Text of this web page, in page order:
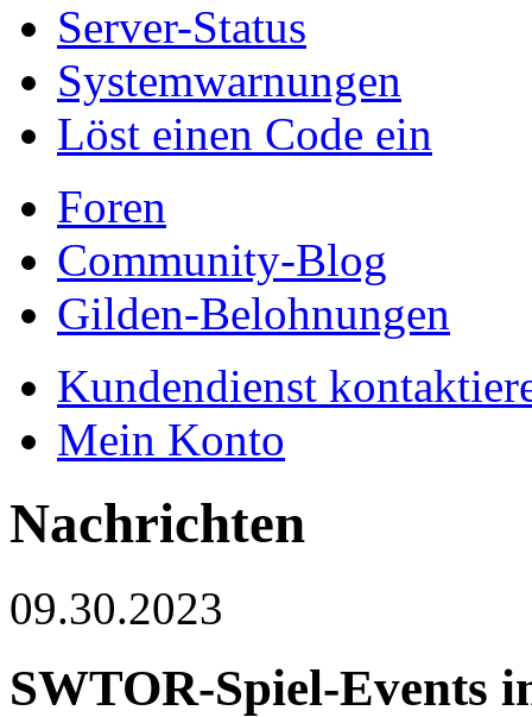
Server-Status
Systemwarnungen
Löst einen Code ein
Foren
Community-Blog
Gilden-Belohnungen
Kundendienst
Mein Konto
Nachrichten
09.30.2023
SWTOR-Spiel-Events